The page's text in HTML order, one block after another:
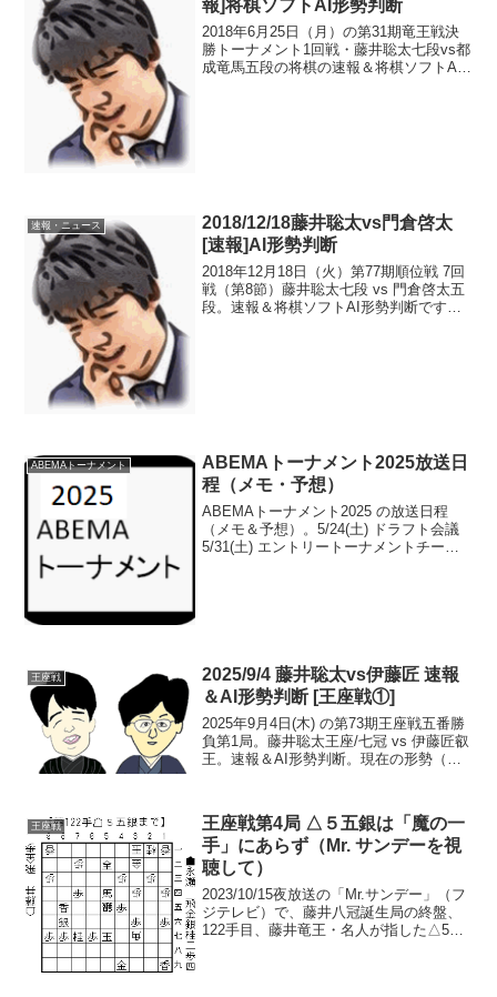
報]将棋ソフトAI形勢判断
2018年6月25日（月）の第31期竜王戦決
勝トーナメント1回戦・藤井聡太七段vs都
成竜馬五段の将棋の速報＆将棋ソフトAI
速報・ニュース
2018/12/18藤井聡太vs門倉啓太
[速報]AI形勢判断
2018年12月18日（火）第77期順位戦 7回
戦（第8節）藤井聡太七段 vs 門倉啓太五
段。速報＆将棋ソフトAI形勢判断です。
ABEMAトーナメント
ABEMAトーナメント2025放送日
程（メモ・予想）
ABEMAトーナメント2025 の放送日程
（メモ＆予想）。5/24(土) ドラフト会議
5/31(土) エントリートーナメントチーム
王座戦
2025/9/4 藤井聡太vs伊藤匠 速報
＆AI形勢判断 [王座戦①]
2025年9月4日(木) の第73期王座戦五番勝
負第1局。藤井聡太王座/七冠 vs 伊藤匠叡
王。速報＆AI形勢判断。現在の形勢（終
藤）。第2局は9/18(木)...
王座戦
王座戦第4局 △５五銀は「魔の一
手」にあらず（Mr. サンデーを視
聴して）
2023/10/15夜放送の「Mr.サンデー」（フ
ジテレビ）で、藤井八冠誕生局の終盤、
122手目、藤井竜王・名人が指した△5五